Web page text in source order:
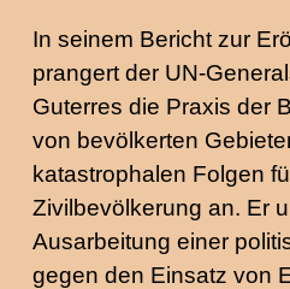
In seinem Bericht zur
prangert der UN-
Guterres die Praxis der
von bevölkerten
katastrophalen Folgen
Zivilbevölkerung an. Er
Ausarbeitung einer
gegen den Einsatz von